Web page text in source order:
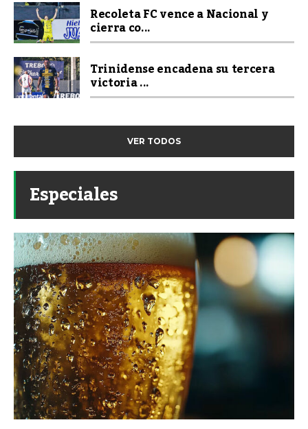
Recoleta FC vence a Nacional y
cierra co...
Trinidense encadena su tercera
victoria ...
VER TODOS
Especiales